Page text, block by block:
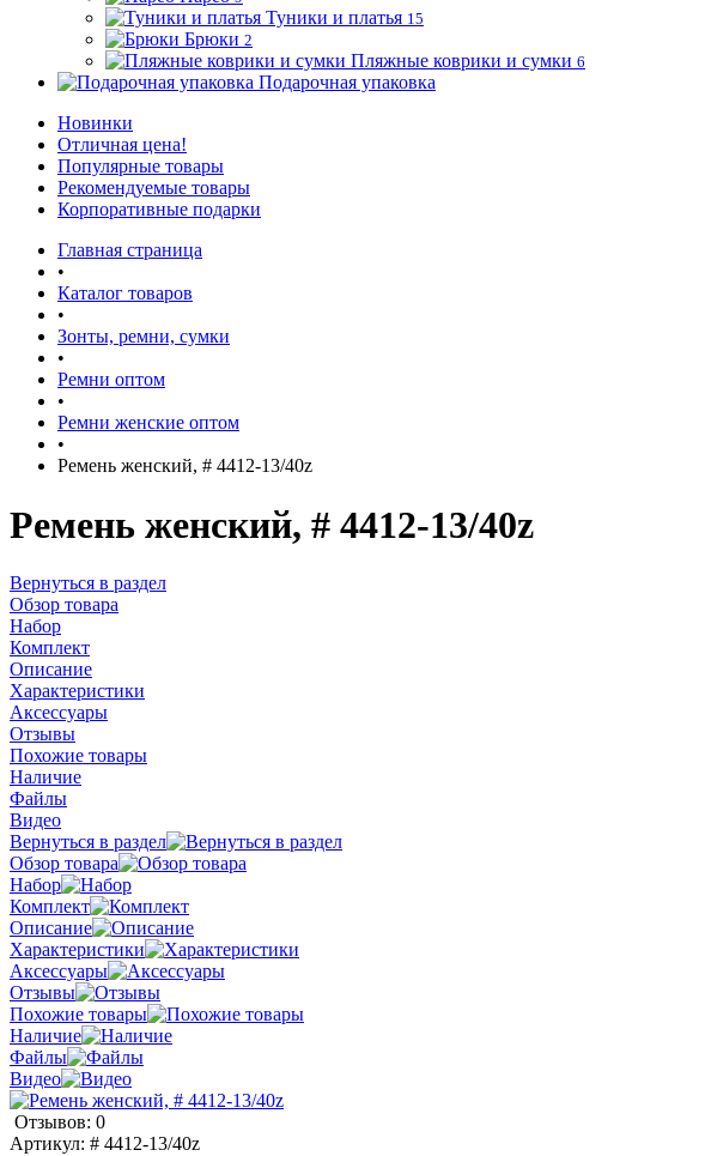
Туники и платья 15
Брюки 2
Пляжные коврики и сумки 6
Подарочная упаковка
Новинки
Отличная цена!
Популярные товары
Рекомендуемые товары
Корпоративные подарки
Главная страница
•
Каталог товаров
•
Зонты, ремни, сумки
•
Ремни оптом
•
Ремни женские оптом
•
Ремень женский, # 4412-13/40z
Ремень женский, # 4412-13/40z
Вернуться в раздел
Обзор товара
Набор
Комплект
Описание
Характеристики
Аксессуары
Отзывы
Похожие товары
Наличие
Файлы
Видео
Вернуться в раздел
Обзор товара
Набор
Комплект
Описание
Характеристики
Аксессуары
Отзывы
Похожие товары
Наличие
Файлы
Видео
Отзывов: 0
Артикул: # 4412-13/40z